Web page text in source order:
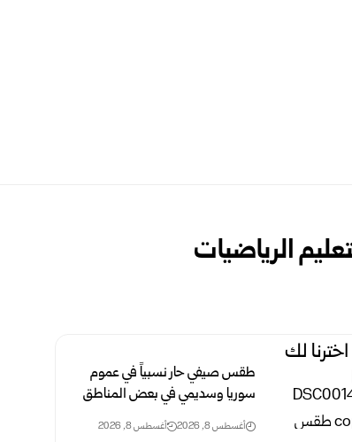
الرياضيات
اخترنا لك
طقس صيفي حار نسبياً في عموم
سوريا وسديمي في بعض ‏المناطق‎ ‎
أغسطس 8, 2026 أغسطس 8, 2026